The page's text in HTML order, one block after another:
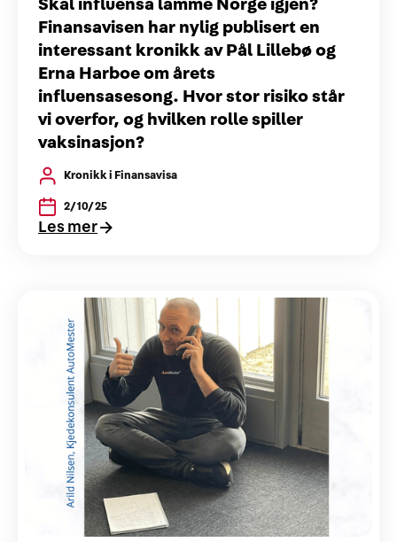
Skal influensa lamme Norge igjen?
Finansavisen har nylig publisert en
interessant kronikk av Pål Lillebø og
Erna Harboe om årets
influensasesong. Hvor stor risiko står
vi overfor, og hvilken rolle spiller
vaksinasjon?
Kronikk i Finansavisa
2/10/25
Les mer